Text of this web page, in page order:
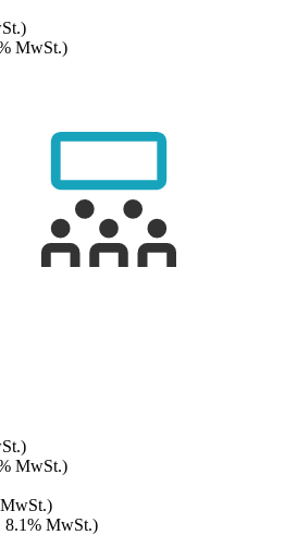
MwSt.)
MwSt.)
8.1% MwSt.)